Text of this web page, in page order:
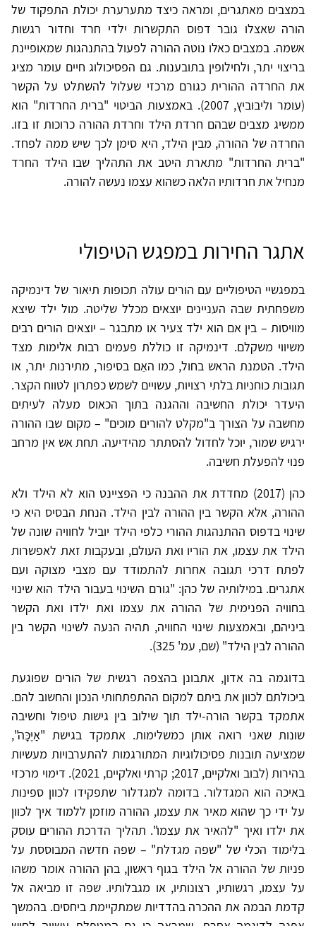
במצבים מאתגרים, ומראה כיצד מתערערת יכולת התפקוד של
הורה שאצלו גובר דפוס התקשרות ילדי חרד וחדור רגשות
אשמה. במצבים כאלו נוטה ההורה לפעול בהתנהגות שמאופיינת
בריצוי יתר, ולחילופין בתובענות. גם הפסיכולוג חיים עומר מציג
את החרדה ההורית כגורם מרכזי שעלול להשתלט על הקשר
(עומר וליבוביץ, 2007). באמצעות הביטוי "ברית החרדות" הוא
ממשיג מצבים שבהם חרדת הילד וחרדת ההורה כרוכות זו בזו.
החרדה של ההורה, מבין הילד, היא סימן לכך שיש ממה לפחד.
"ברית החרדות" מתארת היטב את התהליך שבו הילד החרד
מנחיל את חרדותיו הלאה כשהוא עצמו נעשה להורה.
אתגר החירות במפגש הטיפולי
במפגשיי הטיפוליים עם הורים עולה תכופות תיאור של דינמיקה
משפחתית שבה העניינים יוצאים מכלל שליטה. מול ילד שיצא
מוויסות – בין אם הוא ילד צעיר או מתבגר – יוצאים הורים רבים
משיווי משקלם. דינמיקה זו כוללת פעמים רבות אלימות מצד
הילד. הטמנת הראש בחול, כמו האֵם בסיפור, מתירנות יתר, או
תגובות כוחניות בלתי רצויות, עשויים לשמש כפתרון לטווח הקצר.
היעדר יכולת החשיבה וההגנה בתוך הכאוס מעלה לעיתים
מחשבה על הצורך ב"מקלט להורים מוכים" – מקום שבו ההורה
ירגיש שמור, יוכל לחדול להסתתר מהידיעה. תחת אש אין מרחב
פנוי להפעלת חשיבה.
כהן (2017) מחדדת את ההבנה כי הפציינט הוא לא הילד ולא
ההורה, אלא הקשר בין ההורה לבין הילד. הנחת הבסיס היא כי
שינוי בדפוס ההתנהגות ההורי כלפי הילד יוביל לחוויה שונה של
הילד את עצמו, את הוריו ואת העולם, ובעקבות זאת לאפשרות
לפתח דרכי תגובה אחרות להתמודד עם מצבי מצוקה ועם
אתגרים. במילותיה של כהן: "גורם השינוי בעבור הילד הוא שינוי
בחוויה הפנימית של ההורה את עצמו ואת ילדו ואת הקשר
ביניהם, ובאמצעות שינוי החוויה, תהיה הנעה לשינוי הקשר בין
ההורה לבין הילד" (שם, עמ' 325).
בדוגמה בה אדון, אתבונן בהצפה רגשית של הורים שפוגעת
ביכולתם לכוון את ביתם למקום ההתפתחותי הנכון והחשוב להם.
אתמקד בקשר הורה-ילד תוך שילוב בין גישות טיפול וחשיבה
שונות שאני רואה אותן כמשלימות. אתמקד בגישת "אַיֶּכָּה",
שמציעה תובנות פסיכולוגיות המתורגמות להתערבויות מעשיות
בהירות (לבוב ואלקיים, 2017; קרתי ואלקיים, 2021). דימוי מרכזי
באיכה הוא המגדלור. בדומה למגדלור שתפקידו לכוון ספינות
על ידי כך שהוא מאיר את עצמו, ההורה מוזמן ללמוד איך לכוון
את ילדו ואיך "להאיר את עצמו". תהליך הדרכת ההורים עוסק
בלימוד הכלי של "שפה מגדלת" – שפה חדשה המבוססת על
פניות של ההורה אל הילד בגוף ראשון, בהן ההורה אומר משהו
על עצמו, רגשותיו, רצונותיו, או מגבלותיו. שפה זו מביאה אל
קדמת הבמה את ההכרה בהדדיות שמתקיימת ביחסים. בהמשך